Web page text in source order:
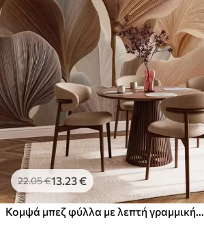
Στάνταρ
44.9826 .99 €/m²
Πρίμιουμ
56.67 34 .00€/m²
Premium βινύλιο
65.00 39 .00 €/m²
Peel and Stick
22.05€13 .23€